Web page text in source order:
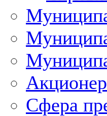
Сфера